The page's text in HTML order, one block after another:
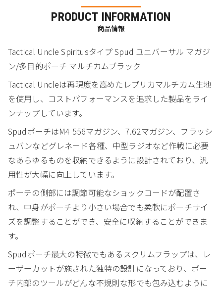
PRODUCT INFORMATION
商品情報
Tactical Uncle Spiritusタイプ Spud ユニバーサル マガジ
ン/多目的ポーチ マルチカムブラック
Tactical Uncleは再現度を高めたレプリカマルチカム生地
を使用し、コストパフォーマンスを追求した製品をライ
ンナップしています。
SpudポーチはM4 556マガジン、7.62マガジン、フラッシ
ュバンなどグレネード各種、中型ラジオなど作戦に必要
なあらゆるものを収納できるように設計されており、汎
用性が大幅に向上しています。
ポーチの側部には調節可能なショックコードが配置さ
れ、中身がポーチより小さい場合でも柔軟にポーチサイ
ズを調整することができ、安全に収納することができま
す。
Spudポーチ最大の特徴でもあるスクリムフラップは、レ
ーザーカットが施された独特の設計になっており、ポー
チ内部のツールがどんな不規則な形でも包み込むように